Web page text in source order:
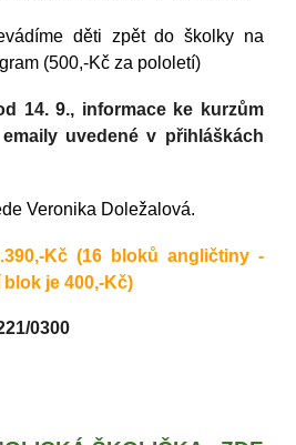
děti zpět do školky na
(500,-Kč za pololetí)
14. 9., informace ke kurzům
uvedené v přihláškách
Veronika Doležalová.
.390,-Kč (16 bloků angličtiny -
blok je400,-Kč)
0300